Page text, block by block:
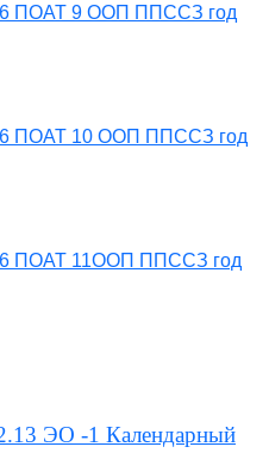
ПОАТ 9 ООП ППССЗ год
ПОАТ 10 ООП ППССЗ год
ПОАТ 11ООП ППССЗ год
ЭО -1 Календарный